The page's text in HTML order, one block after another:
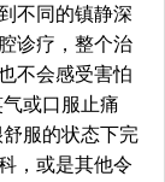
不同的镇静深
诊疗，整个治
不会感受害怕
或口服止痛
服的状态下完
，或是其他令